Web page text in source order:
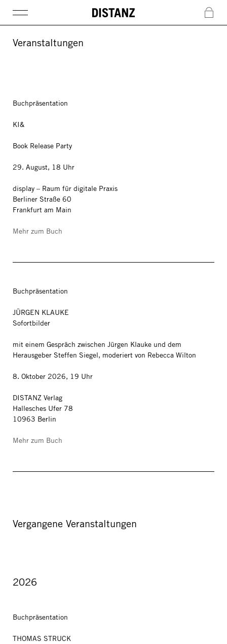
c
Veranstaltungen
Buchpräsentation
KI&
Book Release Party
29. August, 18 Uhr
display – Raum für digitale Praxis
Berliner Straße 60
Frankfurt am Main
Mehr zum Buch
Buchpräsentation
JÜRGEN KLAUKE
Sofortbilder
mit einem Gespräch zwischen Jürgen Klauke und dem
Herausgeber Steffen Siegel, moderiert von Rebecca Wilton
8. Oktober 2026, 19 Uhr
DISTANZ Verlag
Hallesches Ufer 78
10963 Berlin
Mehr zum Buch
Vergangene Veranstaltungen
2026
Buchpräsentation
THOMAS STRUCK